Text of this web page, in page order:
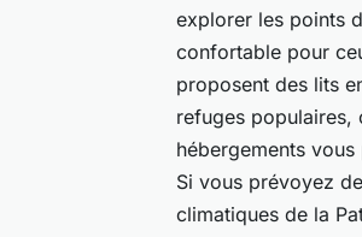
explorer les points
confortable pour
proposent des lits
refuges populaires,
hébergements
Si vous prévoyez
climatiques de la